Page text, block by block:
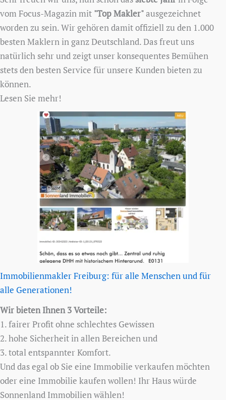
vom Focus-Magazin mit "Top Makler"ausgezeichnet
worden zu sein. Wir gehören damit offiziell zu den 1.000
besten Maklern in ganz Deutschland. Das freut uns
natürlich sehr und zeigt unser konsequentes Bemühen
stets den besten Service für unsere Kunden bieten zu
können.
Lesen Sie mehr!
Immobilienmakler Freiburg: für alle Menschen und für
alle Generationen!
Wir bieten Ihnen 3 Vorteile:
1. fairer Profit ohne schlechtes Gewissen
2. hohe Sicherheit in allen Bereichen und
3. total entspannter Komfort.
Und das egal ob Sie eine Immobilie verkaufen möchten
oder eine Immobilie kaufen wollen! Ihr Haus würde
Sonnenland Immobilien wählen!